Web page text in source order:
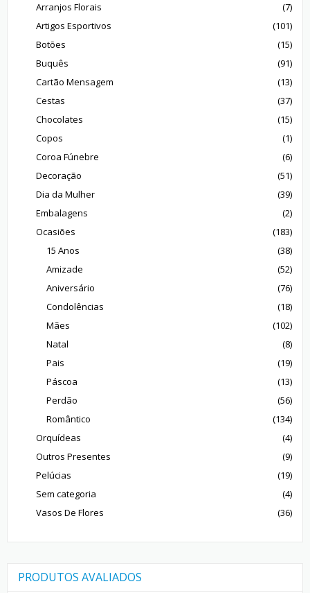
Arranjos Florais
(7)
Artigos Esportivos
(101)
Botões
(15)
Buquês
(91)
Cartão Mensagem
(13)
Cestas
(37)
Chocolates
(15)
Copos
(1)
Coroa Fúnebre
(6)
Decoração
(51)
Dia da Mulher
(39)
Embalagens
(2)
Ocasiões
(183)
15 Anos
(38)
Amizade
(52)
Aniversário
(76)
Condolências
(18)
Mães
(102)
Natal
(8)
Pais
(19)
Páscoa
(13)
Perdão
(56)
Romântico
(134)
Orquídeas
(4)
Outros Presentes
(9)
Pelúcias
(19)
Sem categoria
(4)
Vasos De Flores
(36)
PRODUTOS AVALIADOS